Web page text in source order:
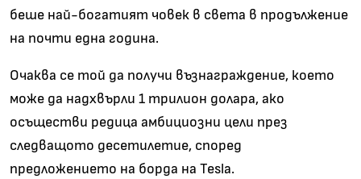
беше най-богатият човек в света в продължение
на почти една година.
Очаква се той да получи възнаграждение, което
може да надхвърли 1 трилион долара, ако
осъществи редица амбициозни цели през
следващото десетилетие, според
предложението на борда на Tesla.